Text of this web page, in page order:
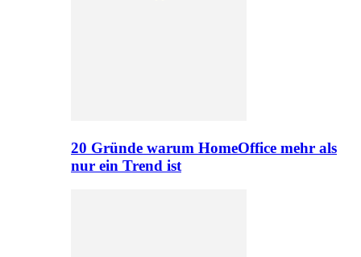
20 Gründe warum HomeOffice mehr als
nur ein Trend ist